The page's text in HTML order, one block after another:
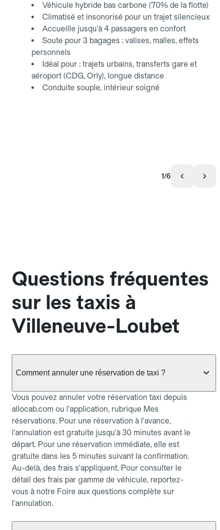
Véhicule hybride bas carbone (70% de la flotte)
Climatisé et insonorisé pour un trajet silencieux
Accueille jusqu'à 4 passagers en confort
Soute pour 3 bagages : valises, malles, effets
personnels
Idéal pour : trajets urbains, transferts gare et
aéroport (CDG, Orly), longue distance
Conduite souple, intérieur soigné
1/6
Questions fréquentes
sur les taxis à
Villeneuve-Loubet
Comment annuler une réservation de taxi ?
Vous pouvez annuler votre réservation taxi depuis
allocab.com ou l'application, rubrique Mes
réservations. Pour une réservation à l'avance,
l'annulation est gratuite jusqu'à 30 minutes avant le
départ. Pour une réservation immédiate, elle est
gratuite dans les 5 minutes suivant la confirmation.
Au-delà, des frais s'appliquent. Pour consulter le
détail des frais par gamme de véhicule, reportez-
vous à notre Foire aux questions complète sur
l'annulation.